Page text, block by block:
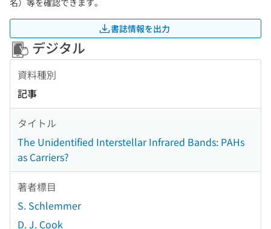
名）等を確認できます。
書誌情報を出力
デジタル
資料種別
記事
タイトル
The Unidentified Interstellar Infrared Bands: PAHs
as Carriers?
著者標目
S. Schlemmer
D. J. Cook